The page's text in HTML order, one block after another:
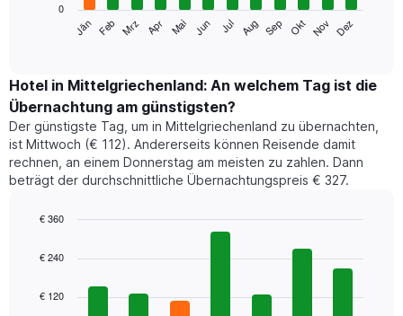
folgende
den
durchschnittlichen
Zimmerpreis
im
jeweiligen
Monat
an.
Diagramm
die
Jän Feb Mrz Apr Mai Jun Jul Aug Sep Okt Nov Dez
0
Hotel in Mittelgriechenland: An welchem Tag ist die
Übernachtung am günstigsten?
Der günstigste Tag, um in Mittelgriechenland zu übernachten,
ist Mittwoch (€ 112). Andererseits können Reisende damit
rechnen, an einem Donnerstag am meisten zu zahlen. Dann
beträgt der durchschnittliche Übernachtungspreis € 327.
chart
bars.
€ 120
€ 240
€ 360